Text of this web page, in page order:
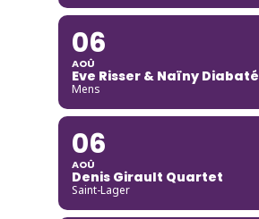
06
AOÛ
Eve Risser & Naïny Diabaté
Mens
06
AOÛ
Denis Girault Quartet
Saint-Lager